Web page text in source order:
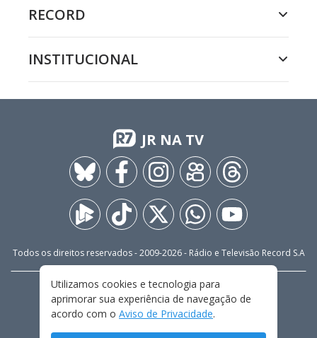
RECORD
INSTITUCIONAL
JR NA TV
Todos os direitos reservados - 2009-2026- Rádio e Televisão Record S.A
FALE CONOSCO
PRIVACIDADE
TERMOS E CONDIÇÕES DE USO
Utilizamos cookies e tecnologia para
aprimorar sua experiência de navegação de
acordo com o Aviso de Privacidade.